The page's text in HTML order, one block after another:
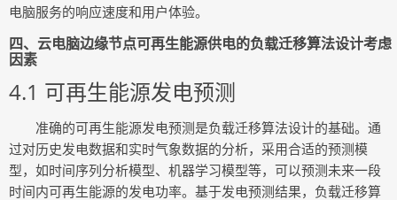
电脑服务的响应速度和用户体验。
四、云电脑边缘节点可再生能源供电的负载迁移算法设计考虑
因素
4.1 可再生能源发电预测
准确的可再生能源发电预测是负载迁移算法设计的基础。通
过对历史发电数据和实时气象数据的分析，采用合适的预测模
型，如时间序列分析模型、机器学习模型等，可以预测未来一段
时间内可再生能源的发电功率。基于发电预测结果，负载迁移算